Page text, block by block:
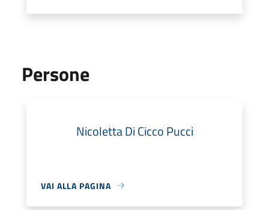
Persone
Nicoletta Di Cicco Pucci
VAI ALLA PAGINA